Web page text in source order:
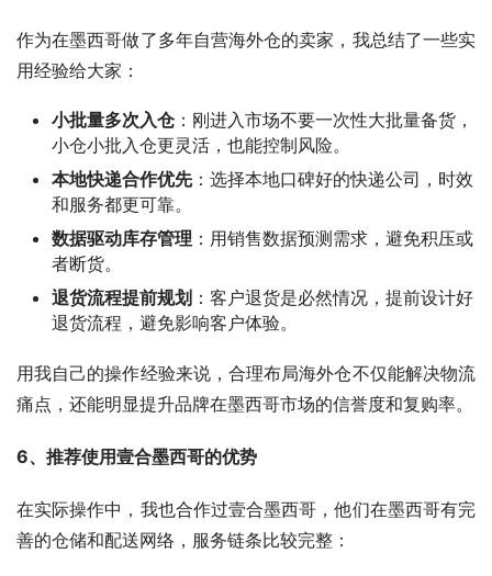
作为在墨西哥做了多年自营海外仓的卖家，我总结了一些实
用经验给大家：
小批量多次入仓 ：刚进入市场不要一次性大批量备货，
小仓小批入仓更灵活，也能控制风险。
本地快递合作优先：选择本地口碑好的快递公司，时效
和服务都更可靠。
数据驱动库存管理 ：用销售数据预测需求，避免积压或
者断货。
退货流程提前规划 ：客户退货是必然情况，提前设计好
退货流程，避免影响客户体验。
用我自己的操作经验来说，合理布局海外仓不仅能解决物流
痛点，还能明显提升品牌在墨西哥市场的信誉度和复购率。
6、推荐使用壹合墨西哥的优势
在实际操作中，我也合作过壹合墨西哥，他们在墨西哥有完
善的仓储和配送网络，服务链条比较完整：